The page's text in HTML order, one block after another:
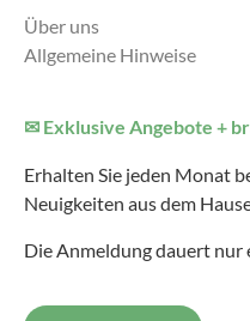
Über uns
Allgemeine Hinweise
✉ Exklusive Angebote +
Erhalten Sie jeden Monat
Neuigkeiten aus dem
Die Anmeldung dauert nur